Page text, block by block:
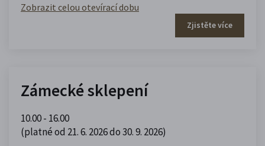
Zobrazit celou otevírací dobu
Zjistěte více
Zámecké sklepení
10.00 - 16.00
(platné od 21. 6. 2026 do 30. 9. 2026)